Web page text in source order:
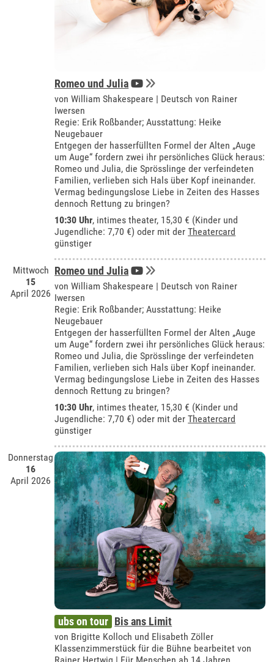
Romeo und Julia
von William Shakespeare | Deutsch von Rainer
Iwersen
Regie: Erik Roßbander; Ausstattung: Heike
Neugebauer
Entgegen der hasserfüllten Formel der Alten „Auge
um Auge“ fordern zwei ihr persönliches Glück heraus:
Romeo und Julia, die Sprösslinge der verfeindeten
Familien, verlieben sich Hals über Kopf ineinander.
Vermag bedingungslose Liebe in Zeiten des Hasses
dennoch Rettung zu bringen?
10:30 Uhr, intimes theater, 15,30 € (Kinder und
Jugendliche: 7,70 €) oder mit derTheatercard
günstiger
Mittwoch
15
April 2026
Romeo und Julia
von William Shakespeare | Deutsch von Rainer
Iwersen
Regie: Erik Roßbander; Ausstattung: Heike
Neugebauer
Entgegen der hasserfüllten Formel der Alten „Auge
um Auge“ fordern zwei ihr persönliches Glück heraus:
Romeo und Julia, die Sprösslinge der verfeindeten
Familien, verlieben sich Hals über Kopf ineinander.
Vermag bedingungslose Liebe in Zeiten des Hasses
dennoch Rettung zu bringen?
10:30 Uhr, intimes theater, 15,30 € (Kinder und
Jugendliche: 7,70 €) oder mit derTheatercard
günstiger
Donnerstag
16
April 2026
ubs on tour Bis ans Limit
von Brigitte Kolloch und Elisabeth Zöller
Klassenzimmerstück für die Bühne bearbeitet von